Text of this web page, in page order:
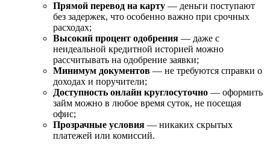
Прямой перевод на карту — деньги поступают
без задержек, что особенно важно при срочных
расходах;
Высокий процент одобрения — даже с
неидеальной кредитной историей можно
рассчитывать на одобрение заявки;
Минимум документов — не требуются справки о
доходах и поручители;
Доступность онлайн круглосуточно — оформить
займ можно в любое время суток, не посещая
офис;
Прозрачные условия — никаких скрытых
платежей или комиссий.